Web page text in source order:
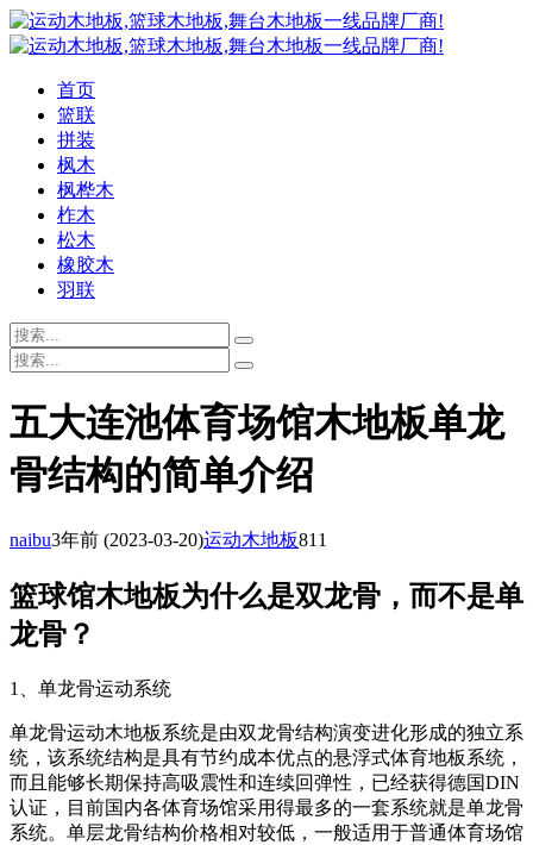
首页
篮联
拼装
枫木
枫桦木
柞木
松木
橡胶木
羽联
五大连池体育场馆木地板单龙
骨结构的简单介绍
naibu3年前 (2023-03-20)运动木地板811
篮球馆木地板为什么是双龙骨，而不是单
龙骨？
1、单龙骨运动系统
单龙骨运动木地板系统是由双龙骨结构演变进化形成的独立系
统，该系统结构是具有节约成本优点的悬浮式体育地板系统，
而且能够长期保持高吸震性和连续回弹性，已经获得德国DIN
认证，目前国内各体育场馆采用得最多的一套系统就是单龙骨
系统。单层龙骨结构价格相对较低，一般适用于普通体育场馆